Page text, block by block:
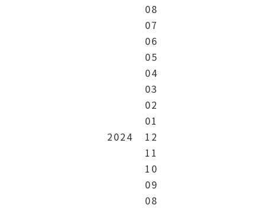
08
07
06
05
04
03
02
01
2024
12
11
10
09
08